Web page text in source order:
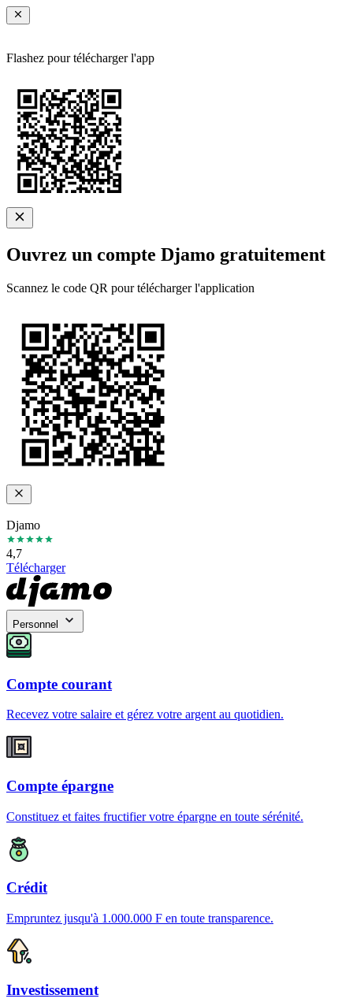
Flashez pour télécharger l'app
Ouvrez un compte Djamo gratuitement
Scannez le code QR pour télécharger l'application
Djamo
4,7
Télécharger
Personnel
Compte courant
Recevez votre salaire et gérez votre argent au quotidien.
Compte épargne
Constituez et faites fructifier votre épargne en toute sérénité.
Crédit
Empruntez jusqu'à 1.000.000 F en toute transparence.
Investissement